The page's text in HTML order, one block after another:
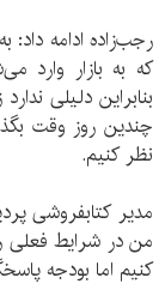
رجب‌زاده ادامه
که به بازار
بنابراین دلیلی
چندین روز وقت
نظر کنیم.
مدیر کتابفروشی
من در شرایط فعلی
کنیم اما بودجه